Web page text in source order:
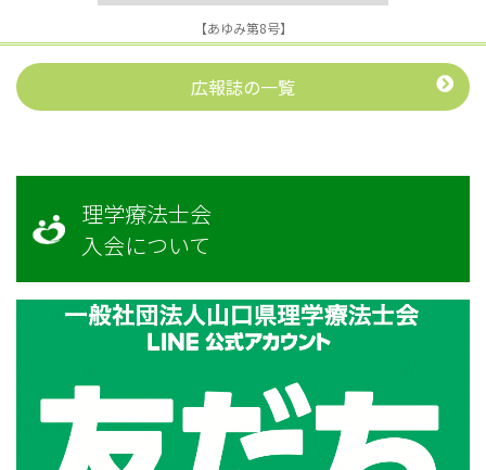
【あゆみ第8号】
広報誌の一覧
理学療法士会
入会について